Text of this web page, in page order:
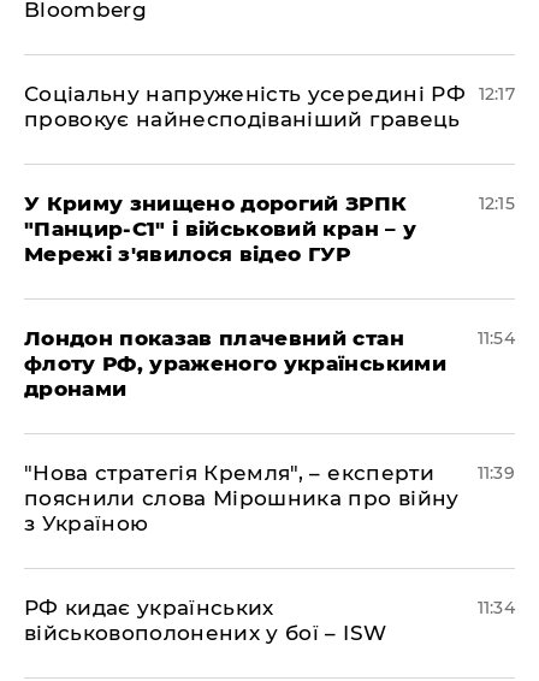
Bloomberg
Соціальну напруженість усередині РФ
провокує найнесподіваніший гравець
12:17
У Криму знищено дорогий ЗРПК
"Панцир-С1" і військовий кран – у
Мережі з'явилося відео ГУР
12:15
Лондон показав плачевний стан
флоту РФ, ураженого українськими
дронами
11:54
"Нова стратегія Кремля", – експерти
пояснили слова Мірошника про війну
з Україною
11:39
РФ кидає українських
військовополонених у бої – ISW
11:34